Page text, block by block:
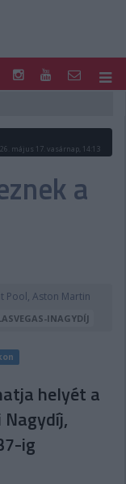
május 17. vasárnap, 14:13
a
Pool, Aston Martin
INAGYDÍJ
helyét a
ig